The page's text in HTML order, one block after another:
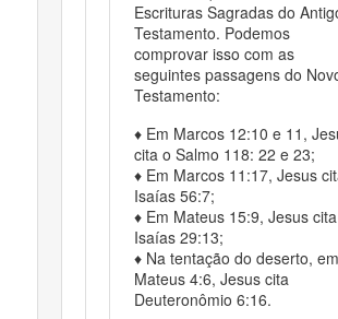
Escrituras Sagradas do
Testamento. Podemos
comprovar isso com as
seguintes passagens do
Testamento:
♦ Em Marcos 12:10 e 11,
cita o Salmo 118: 22 e 23;
♦ Em Marcos 11:17, Jesus
Isaías 56:7;
♦ Em Mateus 15:9, Jesus cita
Isaías 29:13;
♦ Na tentação do deserto, em
Mateus 4:6, Jesus cita
Deuteronômio 6:16.